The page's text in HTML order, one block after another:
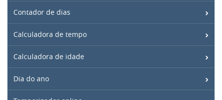
Contador de dias
Calculadora de tempo
Calculadora de idade
Dia do ano